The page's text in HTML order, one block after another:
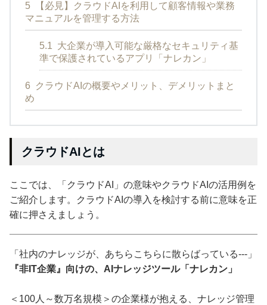
5
【必見】クラウドAIを利用して顧客情報や業務
マニュアルを管理する方法
5.1 大企業が導入可能な厳格なセキュリティ基
準で保護されているアプリ「ナレカン」
6
クラウドAIの概要やメリット、デメリットまと
め
クラウドAIとは
ここでは、「クラウドAI」の意味やクラウドAIの活用例を
ご紹介します。クラウドAIの導入を検討する前に意味を正
確に押さえましょう。
「社内のナレッジが、あちらこちらに散らばっている---」
『非IT企業』向けの、AIナレッジツール「ナレカン」
＜100人～数万名規模＞の企業様が抱える、ナレッジ管理